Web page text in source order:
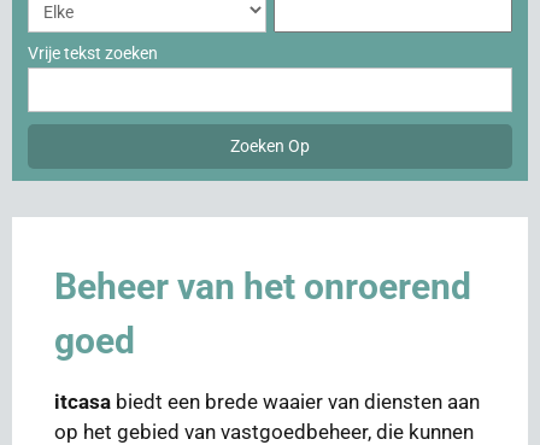
Vrije tekst zoeken
Beheer van het onroerend
goed
itcasa biedt een brede waaier van diensten aan
op het gebied van vastgoedbeheer, die kunnen